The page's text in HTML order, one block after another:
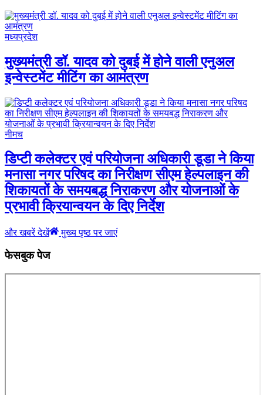
मध्यप्रदेश
मुख्यमंत्री डॉ. यादव को दुबई में होने वाली एनुअल
इन्वेस्टमेंट मीटिंग का आमंत्रण
नीमच
डिप्टी कलेक्टर एवं परियोजना अधिकारी डूडा ने किया
मनासा नगर परिषद का निरीक्षण सीएम हेल्पलाइन की
शिकायतों के समयबद्ध निराकरण और योजनाओं के
प्रभावी क्रियान्वयन के दिए निर्देश
और खबरें देखें मुख्य पृष्ठ पर जाएं
फेसबुक पेज